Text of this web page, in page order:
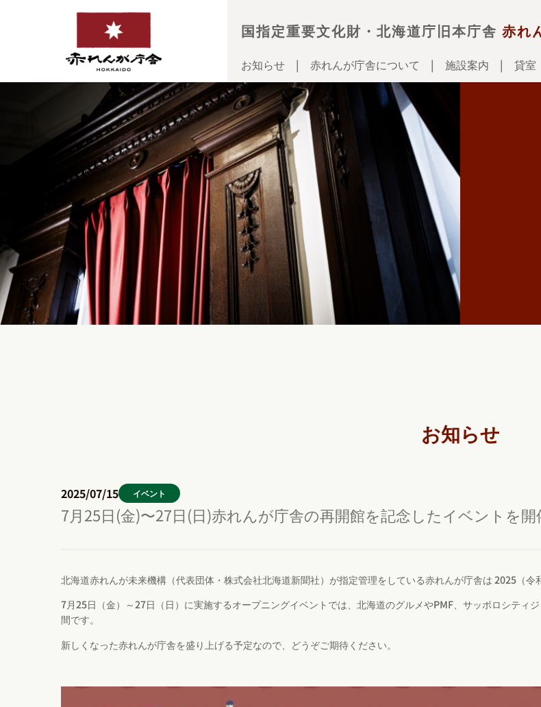
お知らせ 赤れんが庁舎について 施設案内 貸室
国指定重要文化財・北海道庁旧本庁舎 赤れ
お知らせ
2025/07/15 イベント
7⽉25⽇(⾦)〜27⽇(⽇)赤れんが庁舎の再開館を記念したイベントを開
北海道赤れんが未来機構（代表団体・株式会社北海道新聞社）が指定管理をしている赤れんが庁舎は 2025（令
7月25日（金）～27日（日）に実施するオープニングイベントでは、北海道のグルメやPMF、サッポロシティ
間です。
新しくなった赤れんが庁舎を盛り上げる予定なので、どうぞご期待ください。